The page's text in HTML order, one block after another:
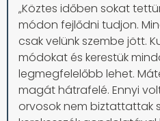
„Köztes időben sokat
módon fejlődni tudjon.
csak velünk szembe jött.
módokat és kerestük
legmegfelelőbb lehet.
magát hátrafelé. Ennyi
orvosok nem biztattattak